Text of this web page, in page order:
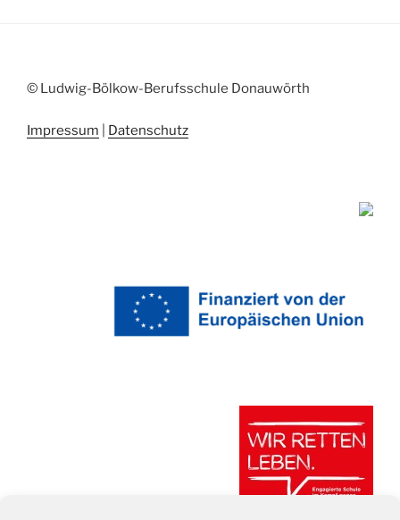
© Ludwig-Bölkow-Berufsschule Donauwörth
Impressum Datenschutz